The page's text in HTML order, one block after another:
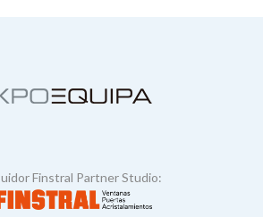
Finstral Partner Studio: